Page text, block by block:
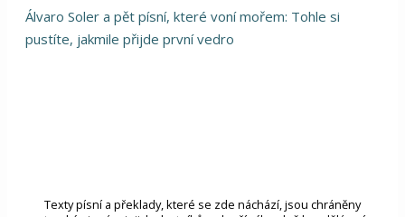
Álvaro Soler a pět písní, které voní mořem: Tohle si
pustíte, jakmile přijde první vedro
Texty písní a překlady, které se zde náchází, jsou chráněny